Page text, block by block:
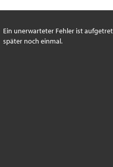
Ein unerwarteter Fehler ist
später noch einmal.